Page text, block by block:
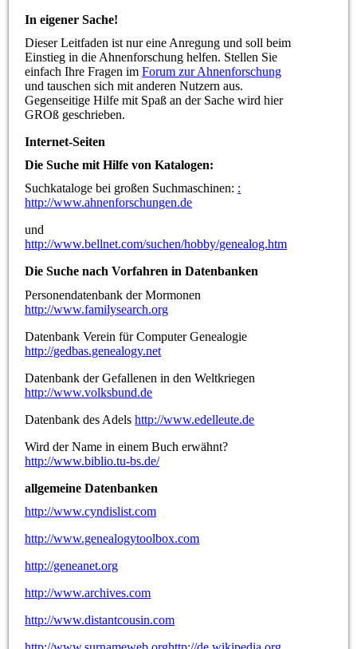
In eigener Sache!
Dieser Leitfaden ist nur eine Anregung und soll beim
Einstieg in die Ahnenforschung helfen. Stellen Sie
einfach Ihre Fragen imForum zur Ahnenforschung
und tauschen sich mit anderen Nutzern aus.
Gegenseitige Hilfe mit Spaß an der Sache wird hier
GROß geschrieben.
Internet-Seiten
Die Suche mit Hilfe von Katalogen:
Suchkataloge bei großen Suchmaschinen: :
http://www.ahnenforschungen.de
und
http://www.bellnet.com/suchen/hobby/genealog.htm
Die Suche nach Vorfahren in Datenbanken
Personendatenbank der Mormonen
http://www.familysearch.org
Datenbank Verein für Computer Genealogie
http://gedbas.genealogy.net
Datenbank der Gefallenen in den Weltkriegen
http://www.volksbund.de
Datenbank des Adelshttp://www.edelleute.de
Wird der Name in einem Buch erwähnt?
http://www.biblio.tu-bs.de/
allgemeine Datenbanken
http://www.cyndislist.com
http://www.genealogytoolbox.com
http://geneanet.org
http://www.archives.com
http://www.distantcousin.com